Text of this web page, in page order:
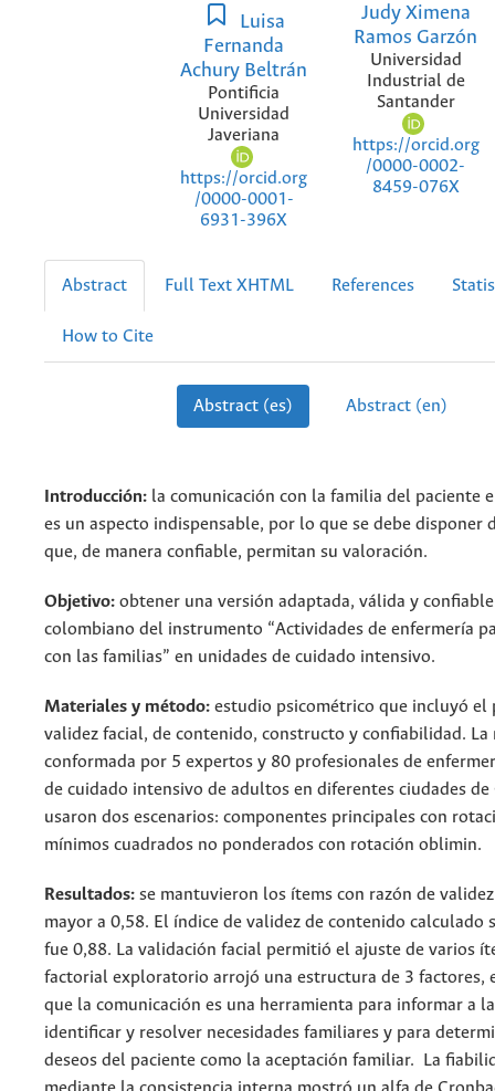
Luisa
Fernanda
Achury Beltrán
Pontificia
Universidad
Javeriana
https://orcid.org
/0000-0001-
6931-396X
Judy Ximena
Ramos Garzón
Universidad
Industrial de
Santander
https://orcid.org
/0000-0002-
8459-076X
Abstract Full Text XHTML References
How to Cite
Abstract (es) Abstract (en)
Introducción: la comunicación con la familia del paciente
es un aspecto indispensable, por lo que se debe disponer
que, de manera confiable, permitan su valoración.
Objetivo: obtener una versión adaptada, válida y
colombiano del instrumento “Actividades de enfermería
con las familias” en unidades de cuidado intensivo.
Materiales y método: estudio psicométrico que incluyó el
validez facial, de contenido, constructo y confiabilidad. La
conformada por 5 expertos y 80 profesionales de
de cuidado intensivo de adultos en diferentes ciudades de
usaron dos escenarios: componentes principales con
mínimos cuadrados no ponderados con rotación oblimin.
Resultados: se mantuvieron los ítems con razón de
mayor a 0,58. El índice de validez de contenido calculado
fue 0,88. La validación facial permitió el ajuste de varios
factorial exploratorio arrojó una estructura de 3 factores,
que la comunicación es una herramienta para informar a
identificar y resolver necesidades familiares y para
deseos del paciente como la aceptación familiar. La